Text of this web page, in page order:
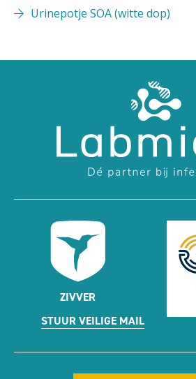
Urinepotje SOA (witte dop)
ZIVVER
STUUR VEILIGE MAIL